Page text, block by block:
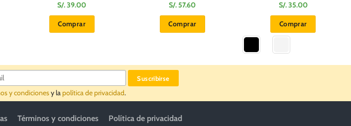
S/.39.00
Comprar
S/. 57.60
Comprar
S/.35.00
Comprar
y condicionesy lapolítica de privacidad.
Términos y condiciones Política de privacidad